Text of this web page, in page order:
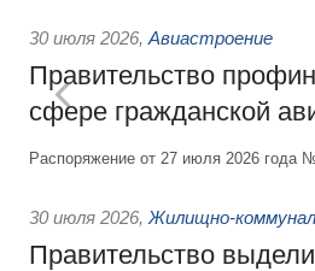
30 июля 2026, Авиастроение
Правительство
сфере гражданской
Распоряжение от 27 июля 2026 года
30 июля 2026, Жилищно-
Правительство